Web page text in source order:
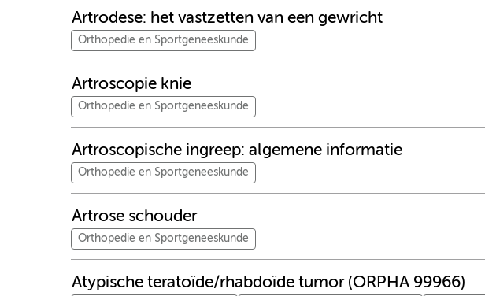
Artrodese: het vastzetten van een gewricht
Orthopedie en Sportgeneeskunde
Artroscopie knie
Orthopedie en Sportgeneeskunde
Artroscopische ingreep: algemene informatie
Orthopedie en Sportgeneeskunde
Artrose schouder
Orthopedie en Sportgeneeskunde
Atypische teratoïde/rhabdoïde tumor (ORPHA 99966)